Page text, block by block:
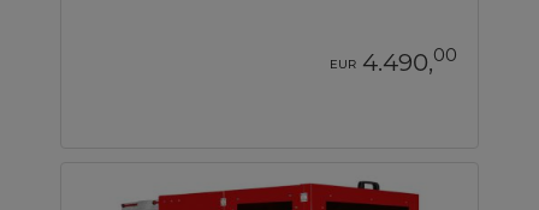
EUR 4.490,00